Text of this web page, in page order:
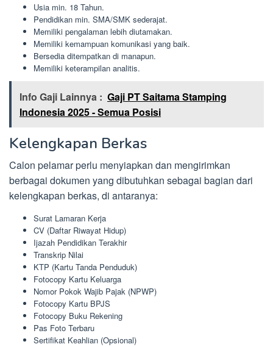
Usia min. 18 Tahun.
Pendidikan min. SMA/SMK sederajat.
Memiliki pengalaman lebih diutamakan.
Memiliki kemampuan komunikasi yang baik.
Bersedia ditempatkan di manapun.
Memiliki keterampilan analitis.
Info Gaji Lainnya : Gaji PT Saitama Stamping
Indonesia 2025 - Semua Posisi
Kelengkapan Berkas
Calon pelamar perlu menyiapkan dan mengirimkan
berbagai dokumen yang dibutuhkan sebagai bagian dari
kelengkapan berkas, di antaranya:
Surat Lamaran Kerja
CV (Daftar Riwayat Hidup)
Ijazah Pendidikan Terakhir
Transkrip Nilai
KTP (Kartu Tanda Penduduk)
Fotocopy Kartu Keluarga
Nomor Pokok Wajib Pajak (NPWP)
Fotocopy Kartu BPJS
Fotocopy Buku Rekening
Pas Foto Terbaru
Sertifikat Keahlian (Opsional)